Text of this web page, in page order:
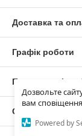
Дозвольте
вам
Powered by
Доставка та
Графік роботи
Повна версія
Сайт створено